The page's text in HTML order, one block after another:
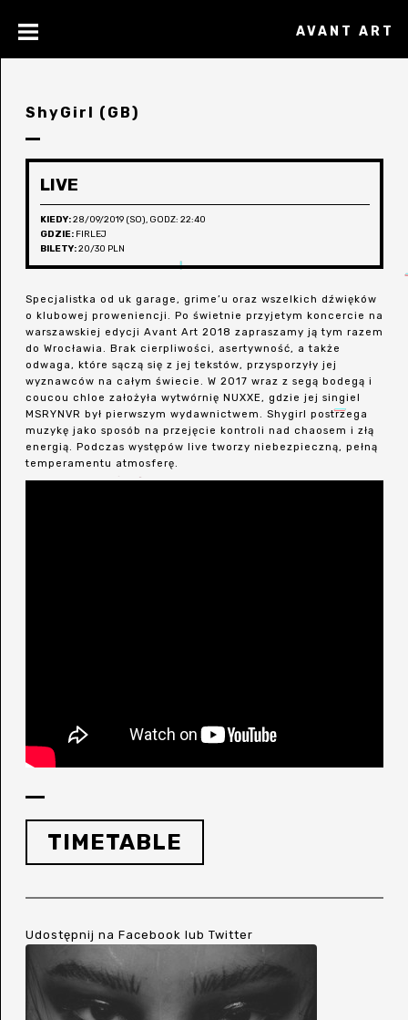
AVANT ART
ShyGirl (GB)
LIVE
KIEDY:28/09/2019 (SO), GODZ: 22:40
GDZIE: FIRLEJ
BILETY:20/30 PLN
Specjalistka od uk garage, grime’u oraz wszelkich dźwięków
o klubowej proweniencji. Po świetnie przyjetym koncercie na
warszawskiej edycji Avant Art 2018 zapraszamy ją tym razem
do Wrocławia. Brak cierpliwości, asertywność, a także
odwaga, które sączą się z jej tekstów, przysporzyły jej
wyznawców na całym świecie. W 2017 wraz z segą bodegą i
coucou chloe założyła wytwórnię NUXXE, gdzie jej singiel
MSRYNVR był pierwszym wydawnictwem. Shygirl postrzega
muzykę jako sposób na przejęcie kontroli nad chaosem i złą
energią. Podczas występów live tworzy niebezpieczną, pełną
temperamentu atmosferę.
TIMETABLE
Udostępnij na Facebook lub Twitter